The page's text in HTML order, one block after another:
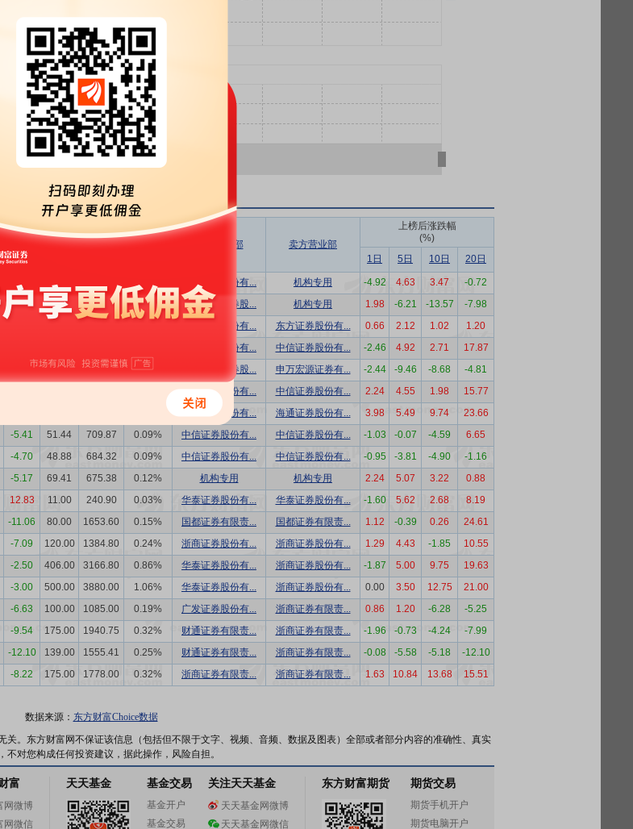
折溢率
(%)
成交量
成交额
成交额/
买方营业部 卖方营业部
上榜后涨跌幅
(%)
1日
5日 10日 20日
0.00 13.00 0.02% 中信证券股份有... 机构专用 -4.92 4.63 3.47
-0.72
0.00 47.33 1387.72 0.07% 中信建投证券股... 机构专用 1.98 -6.21 -13.57
-7.98
国信证券股份有... 东方证券股份有... 0.66 2.12 1.02
1.20
东方证券股份有... 中信证券股份有... -2.46 4.92 2.71
17.87
-9.70 114.65 1312.72 0.20% 中银国际证券股... 申万宏源证券有... -2.44 -9.46 -8.68
-4.81
中信证券股份有... 中信证券股份有... 2.24 4.55 1.98
15.77
中信证券股份有... 海通证券股份有... 3.98 5.49 9.74
23.66
-5.41 51.44 709.87 0.09% 中信证券股份有... 中信证券股份有... -1.03 -0.07 -4.59
6.65
-4.70 48.88 684.32 0.09% 中信证券股份有... 中信证券股份有... -0.95 -3.81 -4.90
-1.16
-5.17 69.41 675.38 0.12% 机构专用 机构专用 2.24 5.07 3.22
0.88
12.83 11.00 240.90 0.03% 华泰证券股份有... 华泰证券股份有... -1.60 5.62 2.68
8.19
-11.06 80.00 1653.60 0.15% 国都证券有限责... 国都证券有限责... 1.12 -0.39 0.26
24.61
-7.09 120.00 1384.80 0.24% 浙商证券股份有... 浙商证券股份有... 1.29 4.43 -1.85
10.55
-2.50 406.00 3166.80 0.86% 华泰证券股份有... 浙商证券股份有... -1.87 5.00 9.75
19.63
-3.00 500.00 3880.00 1.06% 华泰证券股份有... 浙商证券股份有... 0.00 3.50 12.75
21.00
-6.63 100.00 1085.00 0.19% 广发证券股份有... 浙商证券有限责... 0.86 1.20 -6.28
-5.25
-9.54 175.00 1940.75 0.32% 财通证券有限责... 浙商证券有限责... -1.96 -0.73 -4.24
-7.99
-12.10 139.00 1555.41 0.25% 财通证券有限责... 浙商证券有限责... -0.08 -5.58 -5.18
-12.10
-8.22 175.00 1778.00 0.32% 浙商证券有限责... 浙商证券有限责... 1.63 10.84 13.68 15.51
数据来源： 东方财富Choice数据
。东方财富网不保证该信息（包括但不限于文字、视频、音频、数据及图表）全部或者部分内容的准确性、真实
对您构成任何投资建议，据此操作，风险自担。
富
网微博
网微信
天天基金 基金交易
基金开户
基金交易
关注天天基金
天天基金网微博
天天基金网微信
东方财富期货 期货交易
期货手机开户
期货电脑开户